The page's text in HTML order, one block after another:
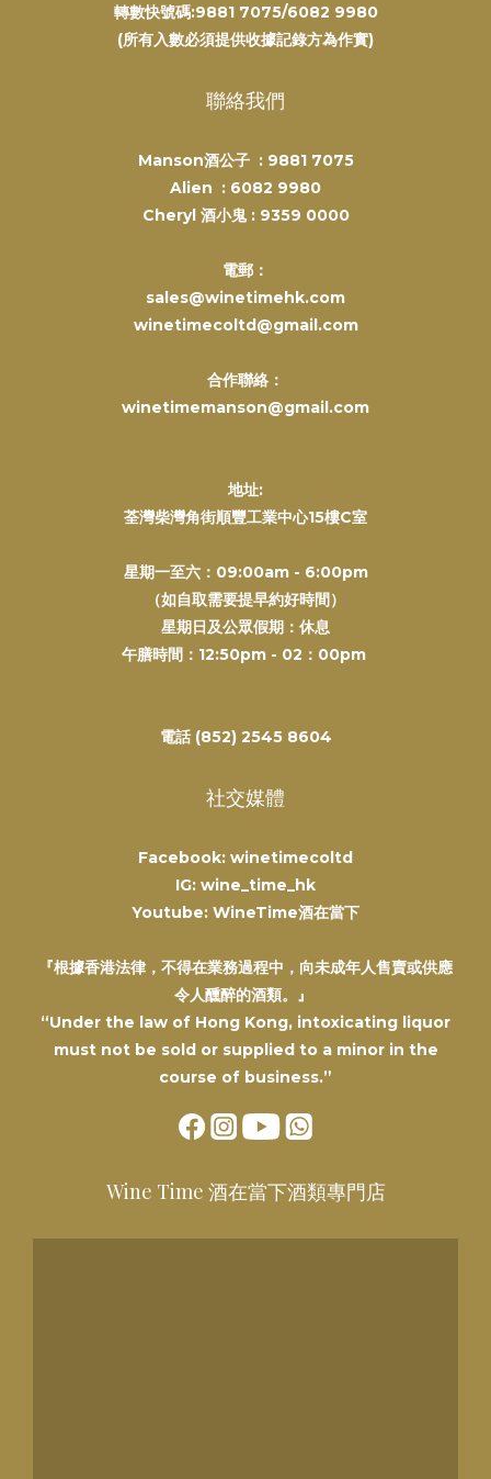
轉數快號碼:9881 7075/6082 9980
(所有入數必須提供收據記錄方為作實)
聯絡我們
Manson酒公子 : 9881 7075
Alien : 6082 9980
Cheryl 酒小鬼 : 9359 0000
電郵：
sales@winetimehk.com
winetimecoltd@gmail.com
合作聯絡：
winetimemanson@gmail.com
地址:
荃灣柴灣角街順豐工業中心15樓C室
星期一至六：09:00am - 6:00pm
（如自取需要提早約好時間）
星期日及公眾假期：休息
午膳時間：12:50pm - 02：00pm
電話 (852) 2545 8604
社交媒體
Facebook: winetimecoltd
IG: wine_time_hk
Youtube: WineTime酒在當下
『根據香港法律，不得在業務過程中，向未成年人售賣或供應
令人醺醉的酒類。』
“Under the law of Hong Kong, intoxicating liquor
must not be sold or supplied to a minor in the
course of business.”
Wine Time 酒在當下酒類專門店